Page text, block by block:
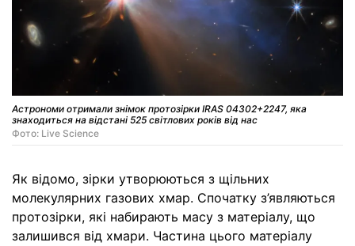
Астрономи отримали знімок протозірки IRAS 04302+2247, яка
знаходиться на відстані 525 світлових років від нас
Фото: Live Science
Як відомо, зірки утворюються з щільних
молекулярних газових хмар. Спочатку з’являються
протозірки, які набирають масу з матеріалу, що
залишився від хмари. Частина цього матеріалу